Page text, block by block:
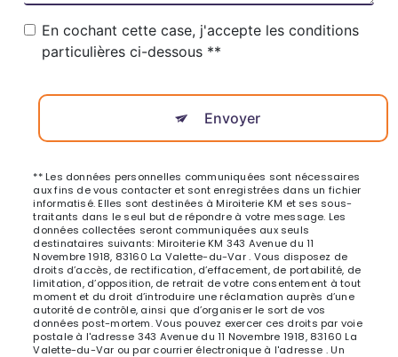
En cochant cette case, j'accepte les conditions
particulières ci-dessous **
Envoyer
** Les données personnelles communiquées sont nécessaires
aux fins de vous contacter et sont enregistrées dans un fichier
informatisé. Elles sont destinées à Miroiterie KM et ses sous-
traitants dans le seul but de répondre à votre message. Les
données collectées seront communiquées aux seuls
destinataires suivants: Miroiterie KM 343 Avenue du 11
Novembre 1918, 83160 La Valette-du-Var . Vous disposez de
droits d’accès, de rectification, d’effacement, de portabilité, de
limitation, d’opposition, de retrait de votre consentement à tout
moment et du droit d’introduire une réclamation auprès d’une
autorité de contrôle, ainsi que d’organiser le sort de vos
données post-mortem. Vous pouvez exercer ces droits par voie
postale à l'adresse 343 Avenue du 11 Novembre 1918, 83160 La
Valette-du-Var ou par courrier électronique à l'adresse . Un